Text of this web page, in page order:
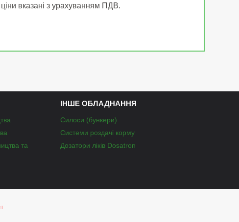
вказані з урахуванням ПДВ.
та
ІНШЕ ОБЛАДНАННЯ
Силоси (бункери)
Системи роздачі корму
Дозатори ліків Dosatron